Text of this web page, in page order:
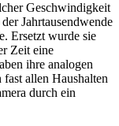
Geschwindigkeit
Jahrtausendwende
Ersetzt wurde sie
Zeit eine
ihre analogen
allen Haushalten
durch ein